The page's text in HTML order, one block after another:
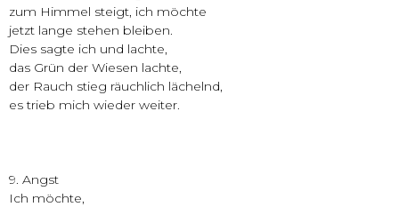
zum Himmel steigt, ich möchte
jetzt lange stehen bleiben.
Dies sagte ich und lachte,
das Grün der Wiesen lachte,
der Rauch stieg räuchlich lächelnd,
es trieb mich wieder weiter.
9. Angst
Ich möchte,